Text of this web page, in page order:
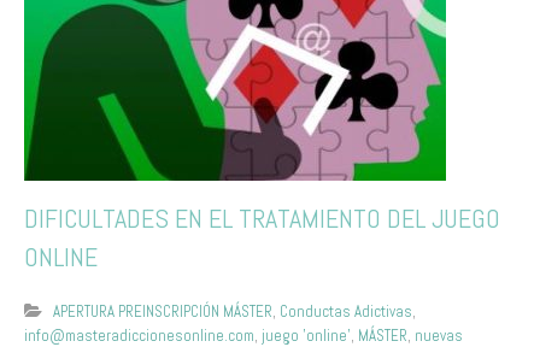
DIFICULTADES EN EL TRATAMIENTO DEL JUEGO
ONLINE
APERTURA PREINSCRIPCIÓN MÁSTER, Conductas Adictivas,
info@masteradiccionesonline.com, juego 'online', MÁSTER, nuevas